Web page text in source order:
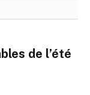
de l’été